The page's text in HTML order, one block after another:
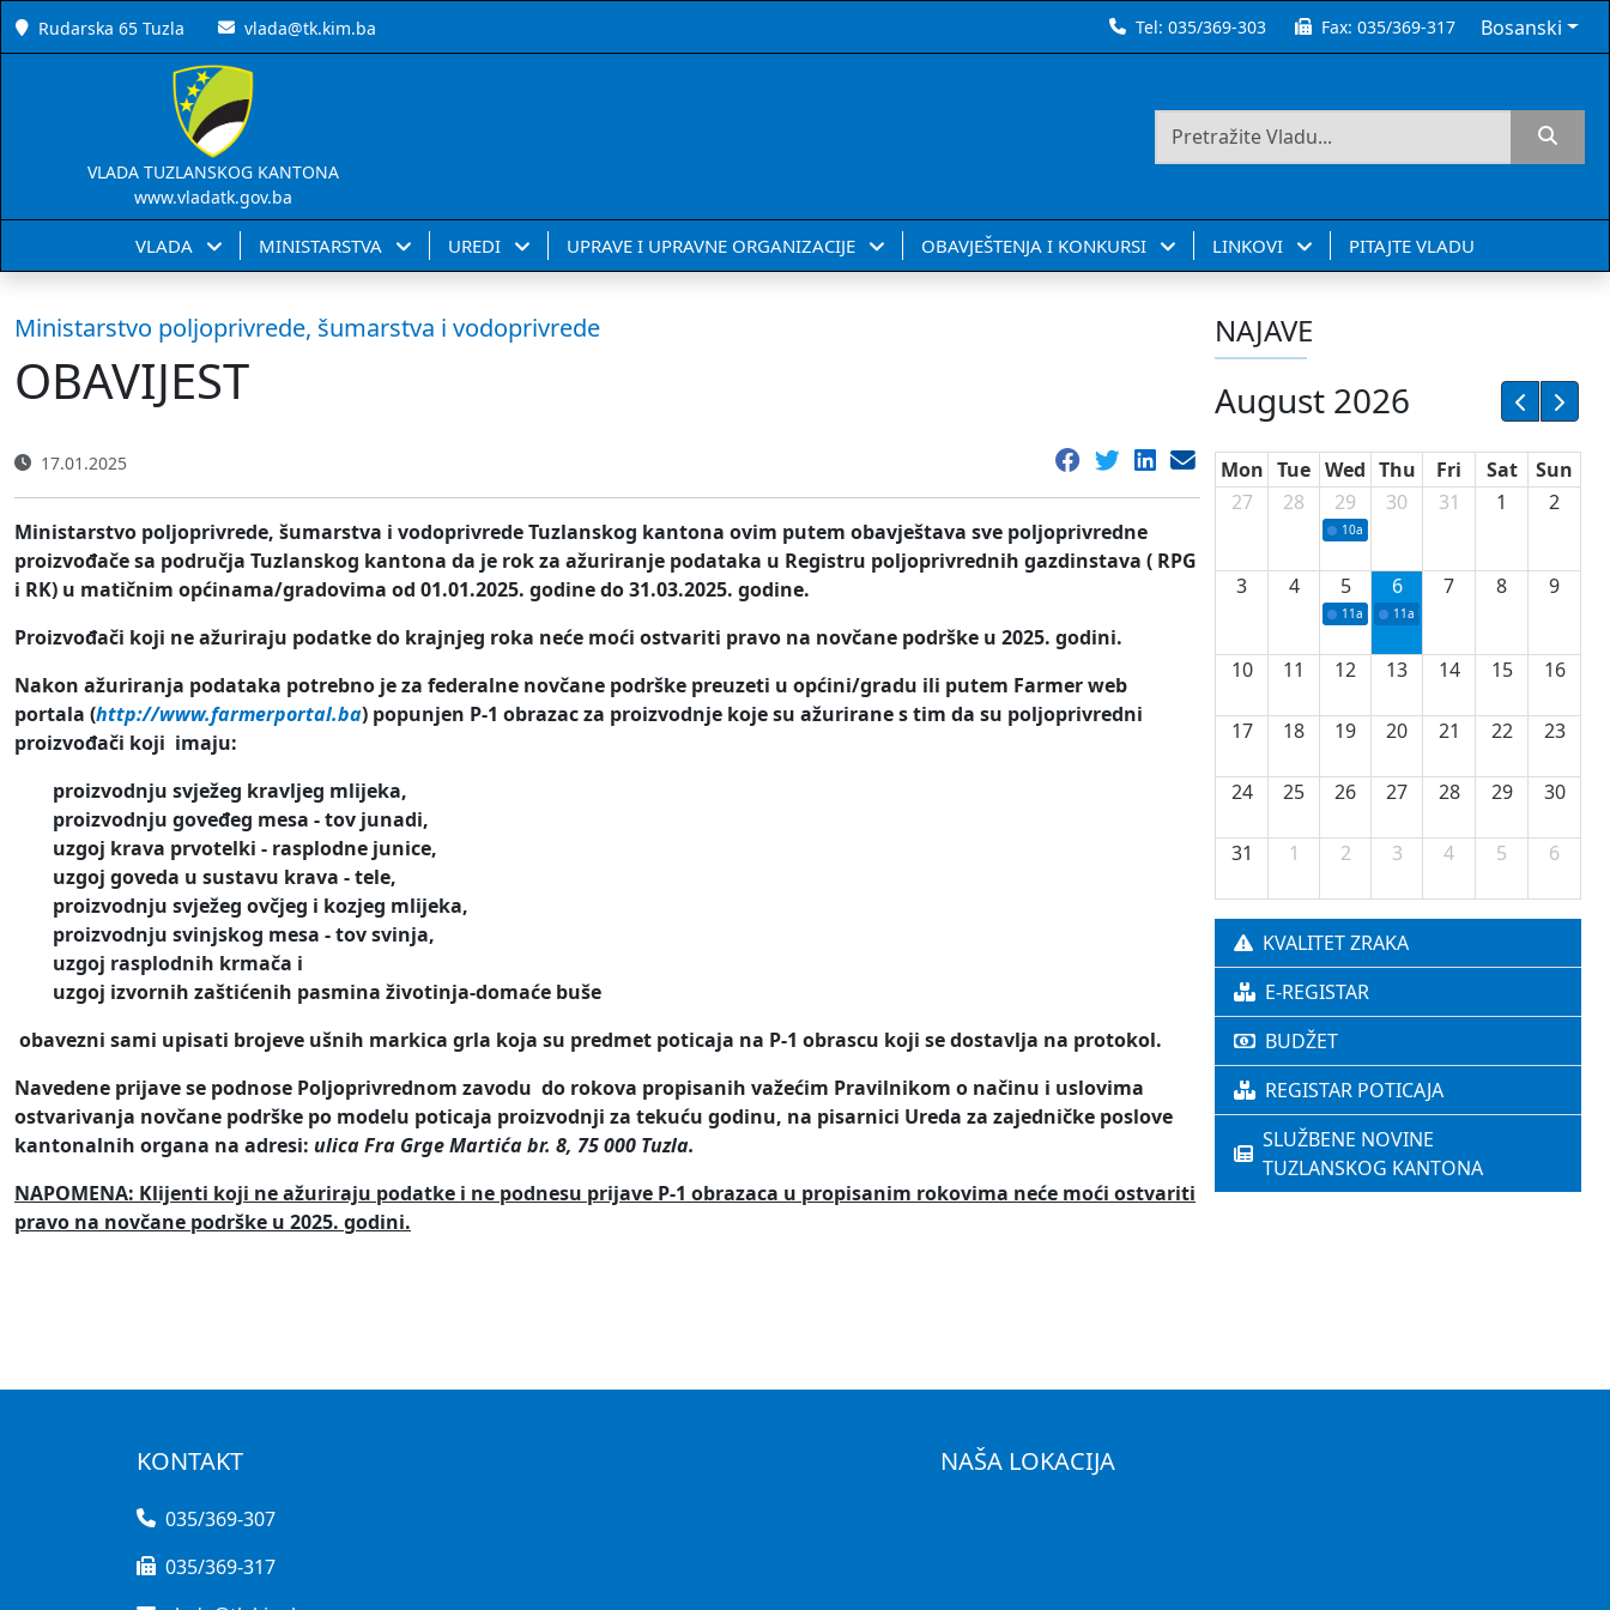
Rudarska 65 Tuzla vlada@tk.kim.ba Tel:035/369-303 Fax:035/369-317 Bosanski
VLADA TUZLANSKOG KANTONA
www.vladatk.gov.ba
VLADA MINISTARSTVA UREDI UPRAVE I UPRAVNE ORGANIZACIJE OBAVJEŠTENJA I KONKURSI LINKOVI PITAJTE VLADU
Ministarstvo poljoprivrede, šumarstva i vodoprivrede
OBAVIJEST
17.01.2025
Ministarstvo poljoprivrede, šumarstva i vodoprivrede Tuzlanskog kantona ovim putem obavještava sve poljoprivredne
proizvođače sa područja Tuzlanskog kantona da je rok za ažuriranje podataka u Registru poljoprivrednih gazdinstava ( RPG
i RK) u matičnim općinama/gradovima od 01.01.2025. godine do 31.03.2025. godine.
Proizvođači koji ne ažuriraju podatke do krajnjeg roka neće moći ostvariti pravo na novčane podrške u 2025. godini.
Nakon ažuriranja podataka potrebno je za federalne novčane podrške preuzeti u općini/gradu ili putem Farmer web
portala (http://www.farmerportal.ba) popunjen P-1 obrazac za proizvodnje koje su ažurirane s tim da su poljoprivredni
proizvođači koji imaju:
proizvodnju svježeg kravljeg mlijeka,
proizvodnju goveđeg mesa - tov junadi,
uzgoj krava prvotelki - rasplodne junice,
uzgoj goveda u sustavu krava - tele,
proizvodnju svježeg ovčjeg i kozjeg mlijeka,
proizvodnju svinjskog mesa - tov svinja,
uzgoj rasplodnih krmača i
uzgoj izvornih zaštićenih pasmina životinja-domaće buše
obavezni sami upisati brojeve ušnih markica grla koja su predmet poticaja na P-1 obrascu koji se dostavlja na protokol.
Navedene prijave se podnose Poljoprivrednom zavodu do rokova propisanih važećim Pravilnikom o načinu i uslovima
ostvarivanja novčane podrške po modelu poticaja proizvodnji za tekuću godinu, na pisarnici Ureda za zajedničke poslove
kantonalnih organa na adresi: ulica Fra Grge Martića br. 8, 75 000 Tuzla.
NAPOMENA: Klijenti koji ne ažuriraju podatke i ne podnesu prijave P-1 obrazaca u propisanim rokovima neće moći ostvariti
pravo na novčane podrške u 2025. godini.
NAJAVE
August 2026
Mon Tue Wed Thu Fri Sat
Sun
27
28 29
10a Potpisivanje ugovora sa neprofitnim
30 31 1 2
3 4 5
11a Potpisivanje ugovora o stipendijama
6
11a Podrška razvoju vodne
7 8 9
10 11 12 13 14 15 16
17 18 19 20 21 22 23
24 25 26 27 28 29 30
31 1 2 3 4 5 6
KVALITET ZRAKA
E-REGISTAR
BUDŽET
REGISTAR POTICAJA
SLUŽBENE NOVINE
TUZLANSKOG KANTONA
KONTAKT
035/369-307
035/369-317
NAŠA LOKACIJA